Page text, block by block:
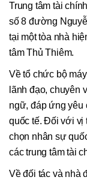
Trung tâm tài
số 8 đường
tại một tòa nhà
tâm Thủ Thiêm.
Về tổ chức bộ
lãnh đạo, chuyên
ngữ, đáp ứng yêu
quốc tế. Đối với vị
chọn nhân sự
các trung tâm tài
Về đối tác và nhà